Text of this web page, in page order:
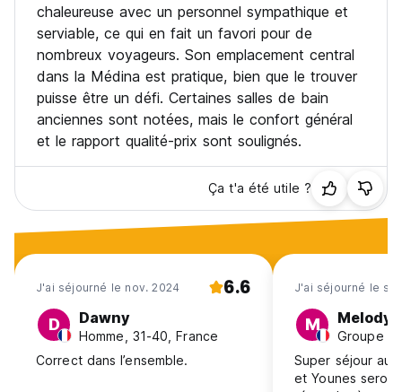
chaleureuse avec un personnel sympathique et
serviable, ce qui en fait un favori pour de
nombreux voyageurs. Son emplacement central
dans la Médina est pratique, bien que le trouver
puisse être un défi. Certaines salles de bain
anciennes sont notées, mais le confort général
et le rapport qualité-prix sont soulignés.
Ça t'a été utile ?
J'ai séjourné le nov. 2024 6.6
D Dawny
Homme, 31-40, France
Correct dans l’ensemble.
J'ai séjourné le
M Melody
Super séjour au
et Younes